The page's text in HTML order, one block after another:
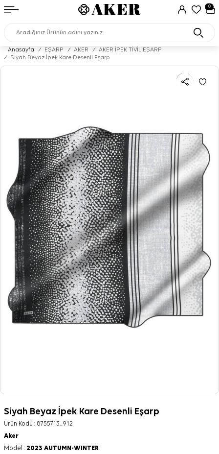
0
Anasayfa / EŞARP / AKER /
AKER İPEK TİVİL EŞARP
/
Siyah Beyaz İpek Kare Desenli Eşarp
Siyah Beyaz İpek Kare Desenli Eşarp
Ürün Kodu : 8755713_912
Aker
Model : 2023 AUTUMN-WINTER